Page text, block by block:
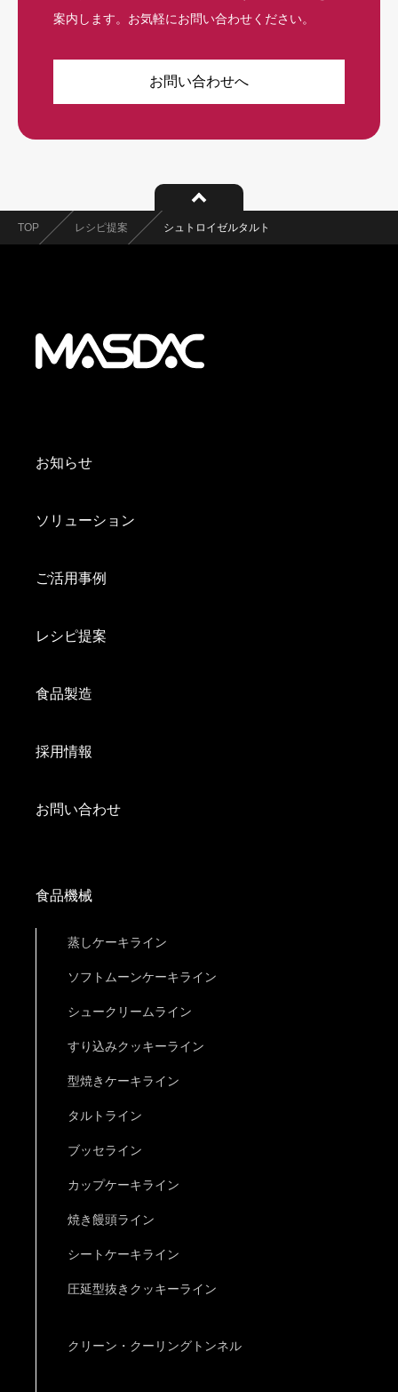
案内します。お気軽にお問い合わせください。
お問い合わせへ
TOP レシピ提案 シュトロイゼルタルト
お知らせ
ソリューション
ご活用事例
レシピ提案
食品製造
採用情報
お問い合わせ
食品機械
蒸しケーキライン
ソフトムーンケーキライン
シュークリームライン
すり込みクッキーライン
型焼きケーキライン
タルトライン
ブッセライン
カップケーキライン
焼き饅頭ライン
シートケーキライン
圧延型抜きクッキーライン
クリーン・クーリングトンネル